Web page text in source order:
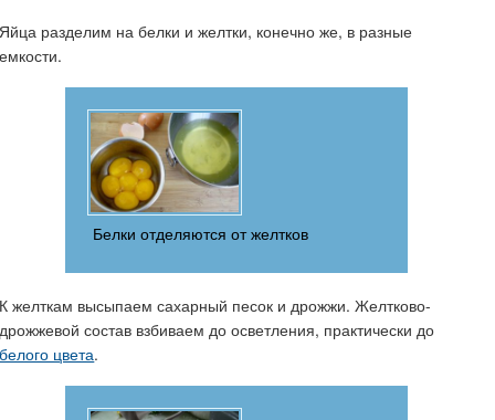
Яйца разделим на белки и желтки, конечно же, в разные
емкости.
Белки отделяются от желтков
К желткам высыпаем сахарный песок и дрожжи. Желтково-
дрожжевой состав взбиваем до осветления, практически до
белого цвета.